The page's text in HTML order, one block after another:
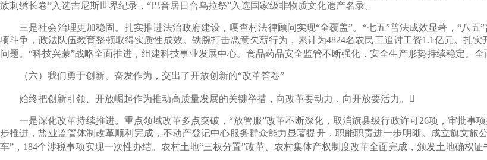
族刺绣长卷”入选吉尼斯世界纪录，“巴音居日合乌拉祭”入选国家级非物质文化遗产名录。
三是社会治理更加稳固。扎实推进法治政府建设，嘎查村法律顾问实现“全覆盖”。“七五”普法成效显著，“八五
项斗争，政法队伍教育整顿取得实质性成效。铁腕打击恶意欠薪行为，累计为4824名农民工追讨工资1.1亿元。扎
问题。“科技兴蒙”战略全面推进，组建科技事业发展中心。食品药品安全监管不断强化，安全生产形势持续稳定。
（六）我们勇于创新、奋发作为，交出了开放创新的“改革答卷”
始终把创新引领、开放崛起作为推动高质量发展的关键举措，向改革要动力，向开放要活力。
一是深化改革持续推进。重点领域改革多点突破，“放管服”改革不断深化，取消旗县级行政许可26项，审批事
步推进，盐业监管体制改革顺利完成，不动产登记中心服务群众能力显著提升，职能职责进一步明晰。成立旗文
车”，184个涉税事项实现一次性办结。农村土地“三权分置”改革、农村集体产权制度改革全面完成，颁发土地确权